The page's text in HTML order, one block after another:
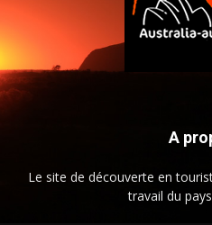
A
Le site de découverte en
travail du